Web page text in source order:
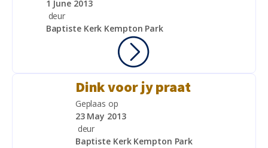
1 June 2013
deur
Baptiste Kerk Kempton Park
Dink voor jy praat
Geplaas op
23 May 2013
deur
Baptiste Kerk Kempton Park